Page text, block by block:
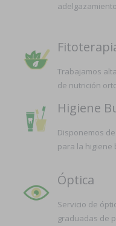
Trabajamos
de nutrición
Higiene
Disponemos
para la higiene
Óptica
Servicio de
graduadas de